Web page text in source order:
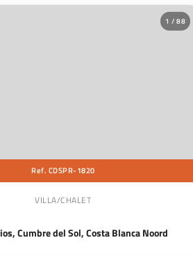
1 / 88
Ref. CDSPR-1820
VILLA/CHALET
Cumbre del Sol, Costa Blanca Noord